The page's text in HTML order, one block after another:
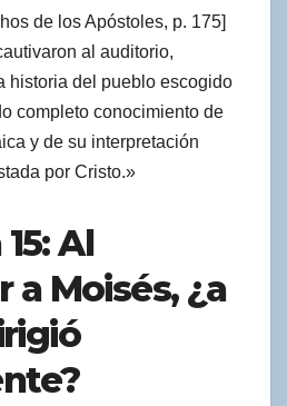
de los Apóstoles, p. 175]
al auditorio,
historia del pueblo escogido
completo conocimiento de
y de su interpretación
por Cristo.»
Al
a Moisés, ¿a